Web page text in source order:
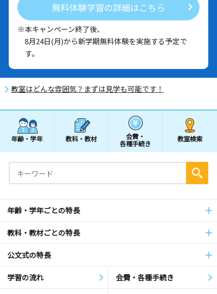
無料体験学習の詳細はこちら
※本キャンペーン終了後、
8月24日(月)から新学期無料体験を実施する予定で
す。
教室はどんな雰囲気？まずは見学も可能です！
年齢・学年 教科・教材 会費・
各種手続き
教室検索
年齢・学年ごとの特長
教科・教材ごとの特長
公文式の特長
学習の流れ 会費・各種手続き